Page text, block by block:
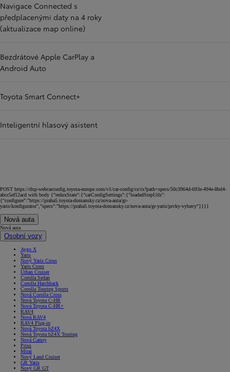
Navigace Connected s
předplacenými daty na 4 roky
(aktualizace map online)
Bezdrátové Apple CarPlay a
Android Auto
Toyota Smart Connect+
Inteligentní hlasový asistent
POST https://dxp-webcarconfig.toyota-europe.com/v1/car-config/cz/cs?path=specs/50c3964d-693e-494e-8bd4-
abcc5ef12acd with body {"reduxState":{"carConfigSettings":{"loadedStepUrls":
{"configure":"https://praha5.toyota-domansky.cz/nova-auta/gr-
yaris/konfigurator","specs":"https://praha5.toyota-domansky.cz/nova-auta/gr-yaris/prvky-vybavy"}}}}
Nová auta
Nová auta
Osobní vozy
Aygo X
Yaris
Nový Yaris Cross
Yaris Cross
Urban Cruiser
Corolla Sedan
Corolla Hatchback
Corolla Touring Sports
Nová Corolla Cross
Nová Toyota C-HR
Nová Toyota C-HR+
RAV4
Nová RAV4
RAV4 Plug-in
Nová Toyota bZ4X
Nová Toyota bZ4X Touring
Nová Camry
Prius
Mirai
Nový Land Cruiser
GR Yaris
Nový GR GT